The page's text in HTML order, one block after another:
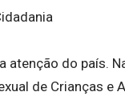
do país.
de Crianças e